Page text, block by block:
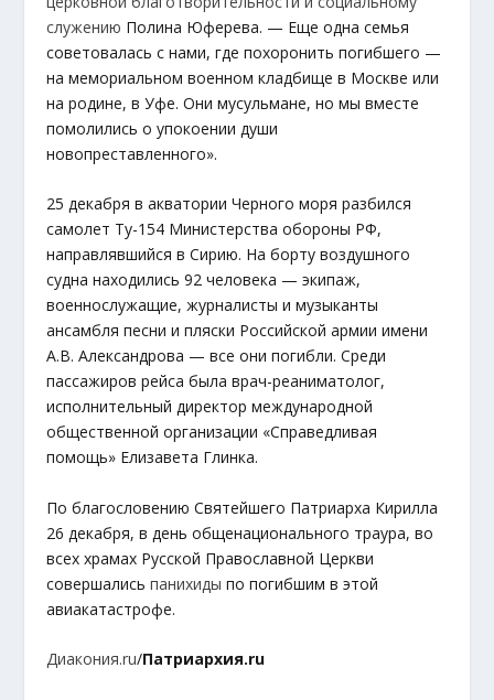
служению Полина Юферева. — Еще одна семья
советовалась с нами, где похоронить погибшего —
на мемориальном военном кладбище в Москве или
на родине, в Уфе. Они мусульмане, но мы вместе
помолились о упокоении души
новопреставленного».
25 декабря в акватории Черного моря разбился
самолет Ту-154 Министерства обороны РФ,
направлявшийся в Сирию. На борту воздушного
судна находились 92 человека — экипаж,
военнослужащие, журналисты и музыканты
ансамбля песни и пляски Российской армии имени
А.В. Александрова — все они погибли. Среди
пассажиров рейса была врач-реаниматолог,
исполнительный директор международной
общественной организации «Справедливая
помощь» Елизавета Глинка.
По благословению Святейшего Патриарха Кирилла
26 декабря, в день общенационального траура, во
всех храмах Русской Православной Церкви
совершалисьпанихиды по погибшим в этой
авиакатастрофе.
Диакония.ru/Патриархия.ru